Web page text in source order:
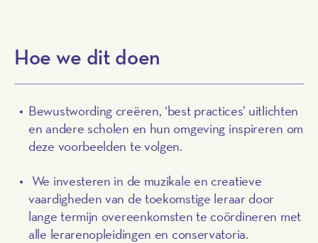
Hoe we dit doen
Bewustwording creëren, ‘best practices’ uitlichten
en andere scholen en hun omgeving inspireren om
deze voorbeelden te volgen.
We investeren in de muzikale en creatieve
vaardigheden van de toekomstige leraar door
lange termijn overeenkomsten te coördineren met
alle lerarenopleidingen en conservatoria.